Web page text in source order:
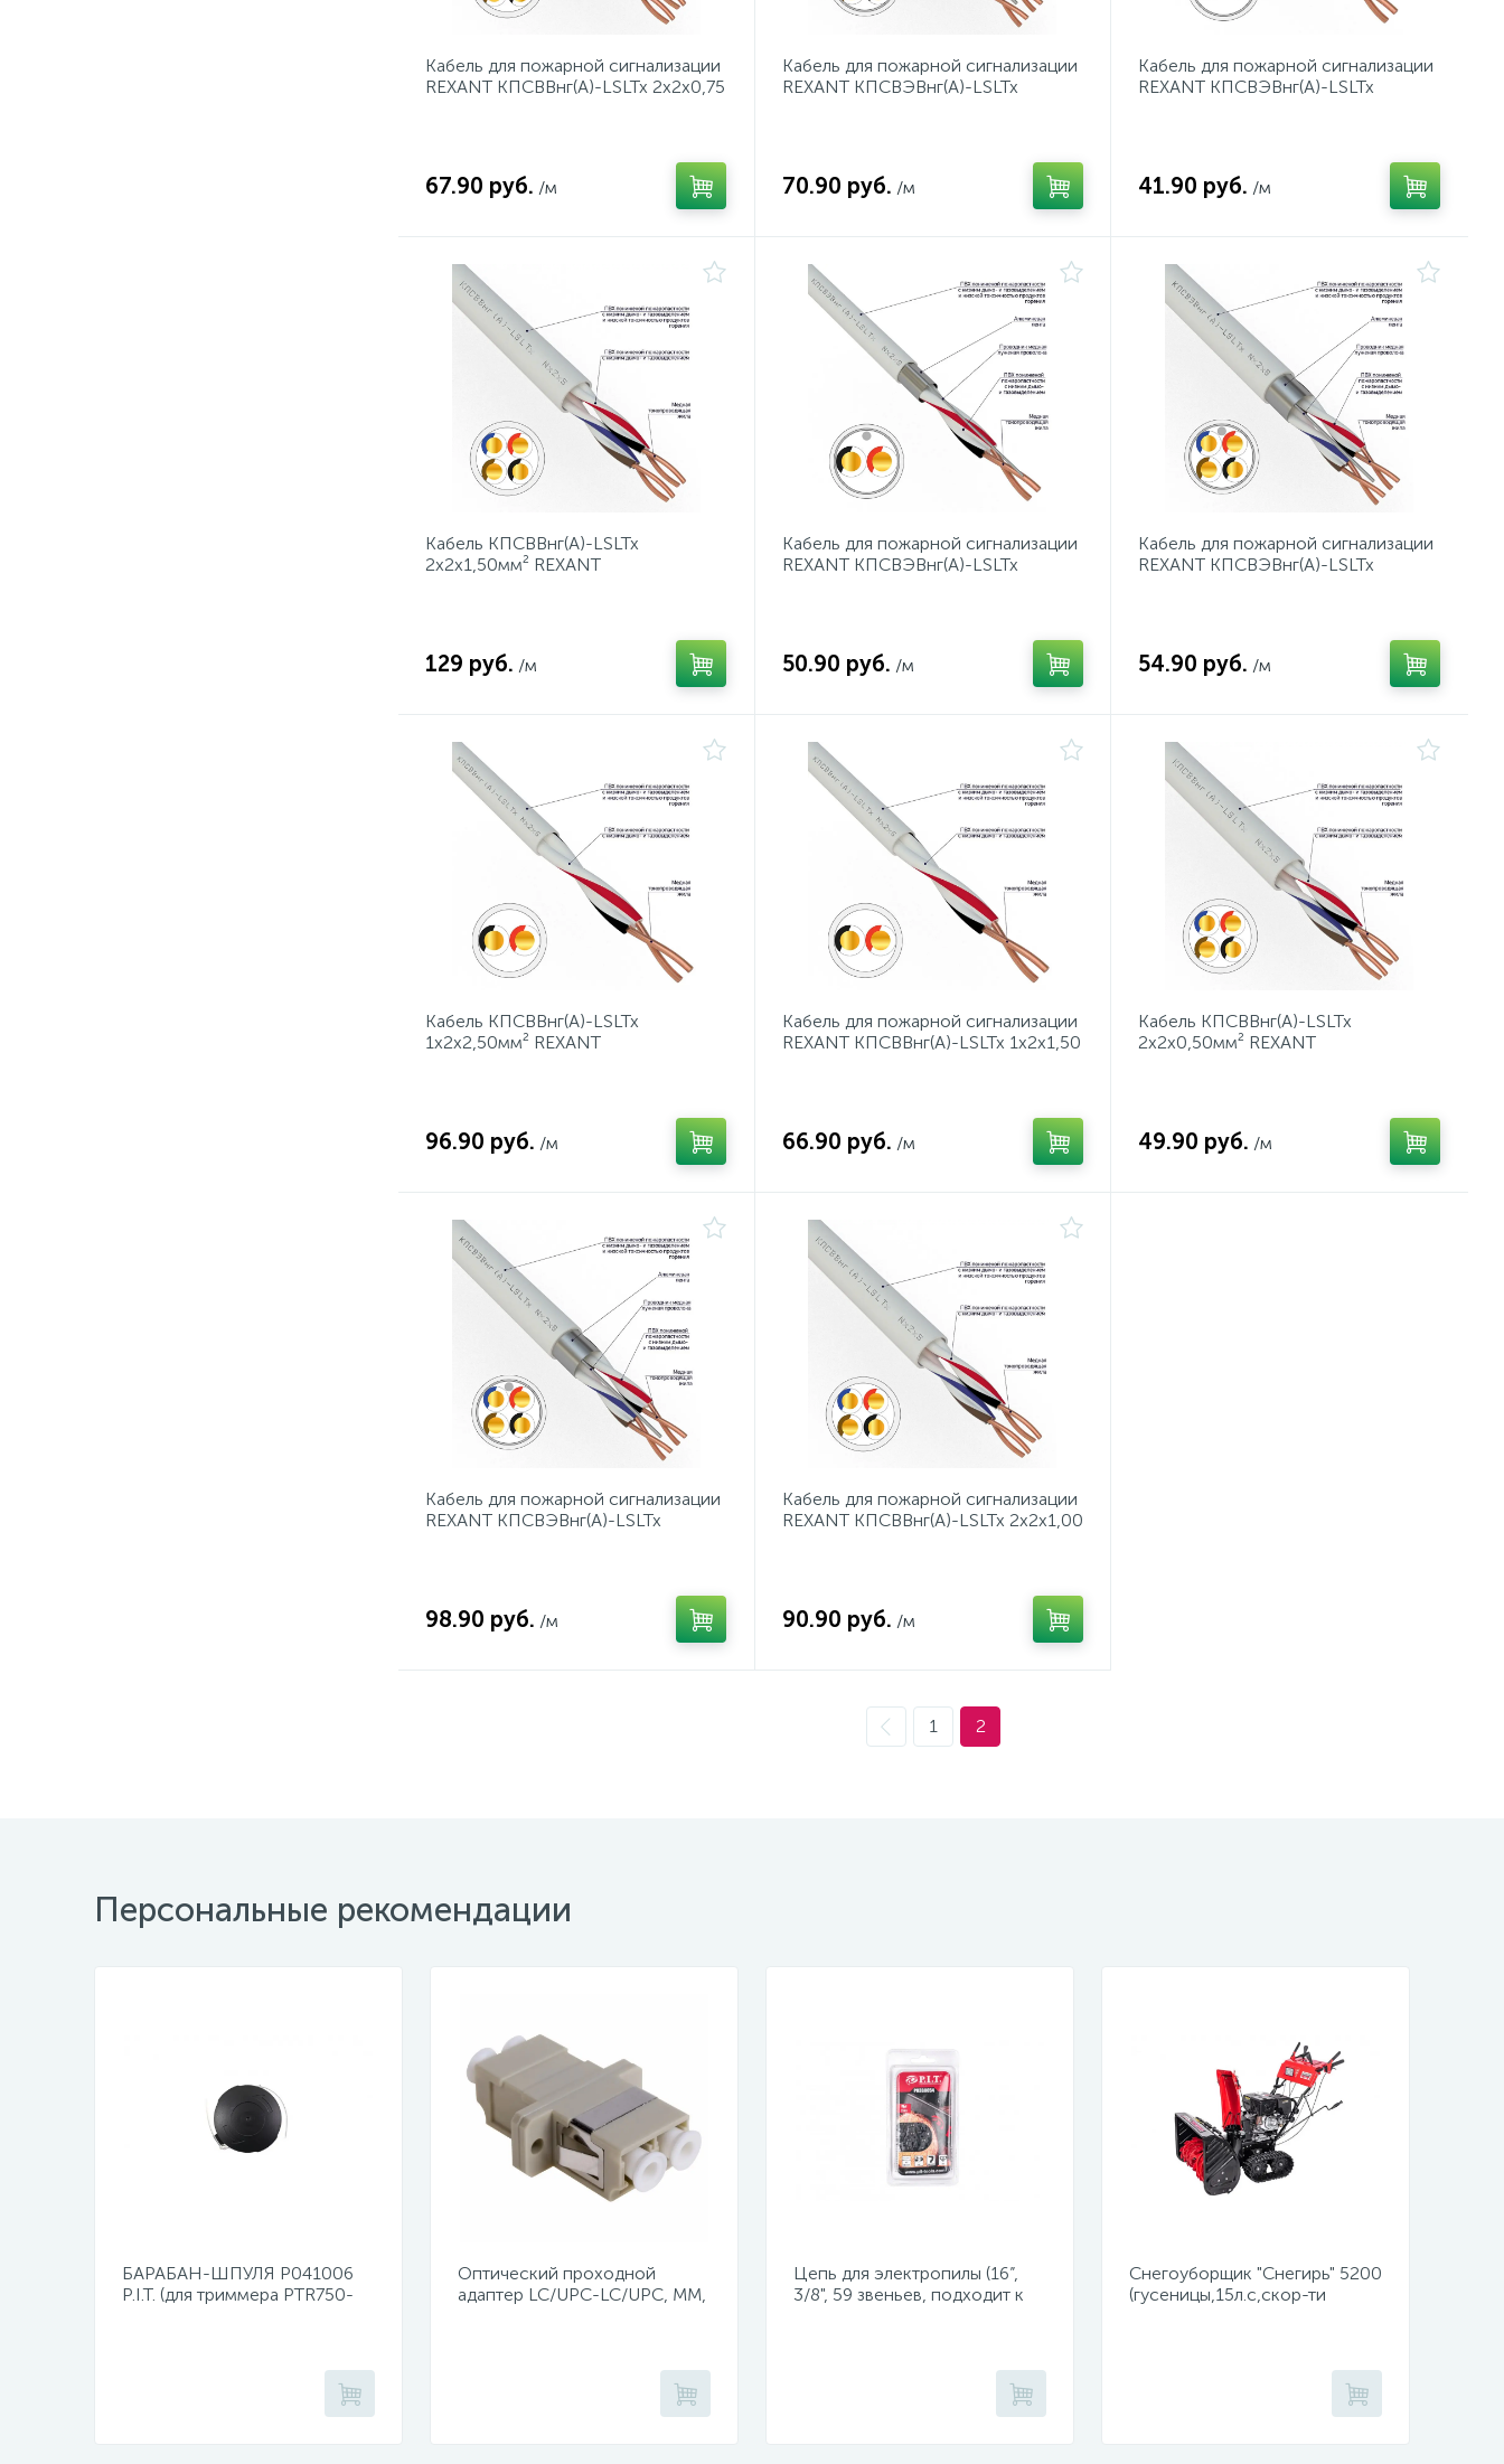
Кабель для пожарной сигнализации
REXANT КПСВВнг(А)-LSLTx 2x2x0,75
67.90 руб. /м
Кабель для пожарной сигнализации
REXANT КПСВЭВнг(А)-LSLTx
70.90 руб. /м
Кабель для пожарной сигнализации
REXANT КПСВЭВнг(А)-LSLTx
41.90 руб. /м
Кабель КПСВВнг(А)-LSLTx
2x2x1,50мм² REXANT
129 руб. /м
Кабель для пожарной сигнализации
REXANT КПСВЭВнг(А)-LSLTx
50.90 руб. /м
Кабель для пожарной сигнализации
REXANT КПСВЭВнг(А)-LSLTx
54.90 руб. /м
Кабель КПСВВнг(А)-LSLTx
1x2x2,50мм² REXANT
96.90 руб. /м
Кабель для пожарной сигнализации
REXANT КПСВВнг(А)-LSLTx 1x2x1,50
66.90 руб. /м
Кабель КПСВВнг(А)-LSLTx
2x2x0,50мм² REXANT
49.90 руб. /м
Кабель для пожарной сигнализации
REXANT КПСВЭВнг(А)-LSLTx
98.90 руб. /м
Кабель для пожарной сигнализации
REXANT КПСВВнг(А)-LSLTx 2x2x1,00
90.90 руб. /м
1 2
Персональные рекомендации
БАРАБАН-ШПУЛЯ Р041006
P.I.T. (для триммера PTR750-
Оптический проходной
адаптер LC/UPC-LC/UPC, MM,
Цепь для электропилы (16”,
3/8", 59 звеньев, подходит к
Снегоуборщик "Снегирь" 5200
(гусеницы,15л.с,скор-ти